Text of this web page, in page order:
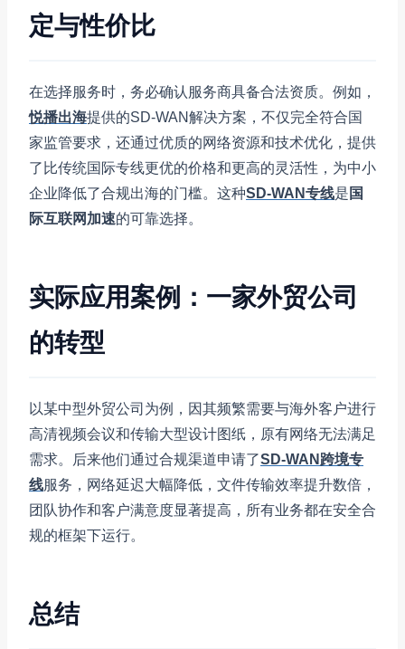
定与性价比
在选择服务时，务必确认服务商具备合法资质。例如，
悦播出海提供的SD-WAN解决方案，不仅完全符合国
家监管要求，还通过优质的网络资源和技术优化，提供
了比传统国际专线更优的价格和更高的灵活性，为中小
企业降低了合规出海的门槛。这种SD-WAN专线是 国
际互联网加速的可靠选择。
实际应用案例：一家外贸公司
的转型
以某中型外贸公司为例，因其频繁需要与海外客户进行
高清视频会议和传输大型设计图纸，原有网络无法满足
需求。后来他们通过合规渠道申请了SD-WAN跨境专
线服务，网络延迟大幅降低，文件传输效率提升数倍，
团队协作和客户满意度显著提高，所有业务都在安全合
规的框架下运行。
总结